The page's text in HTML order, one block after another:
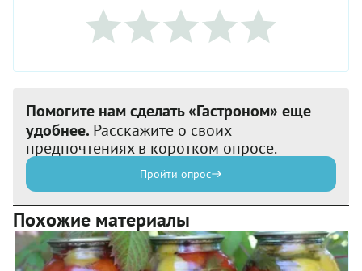
Помогите нам сделать «Гастроном» еще
удобнее. Расскажите о своих
предпочтениях в коротком опросе.
Пройти опрос
Похожие материалы